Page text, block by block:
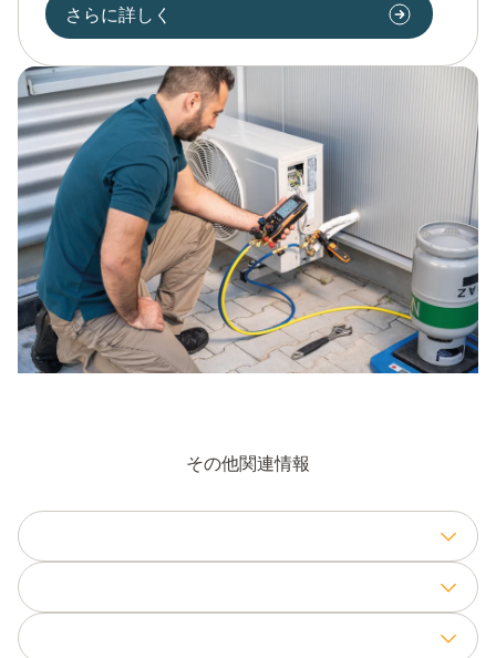
さらに詳しく
その他関連情報